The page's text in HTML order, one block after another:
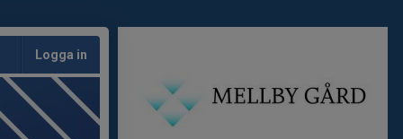
Logga in